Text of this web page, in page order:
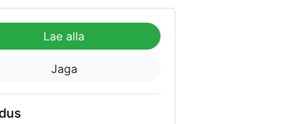
Lae alla
Jaga